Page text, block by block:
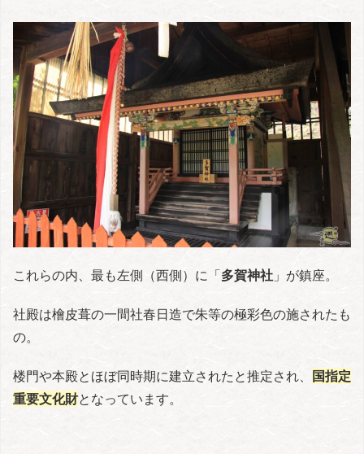
これらの内、最も左側（西側）に「多賀神社 」が鎮座。
社殿は檜皮葺の一間社春日造で朱等の極彩色の施されたも
の。
楼門や本殿とほぼ同時期に建立されたと推定され、
国指定
重要文化財となっています。